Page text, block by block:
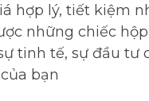
hợp lý, tiết kiệm
những chiếc
tinh tế, sự đầu
bạn